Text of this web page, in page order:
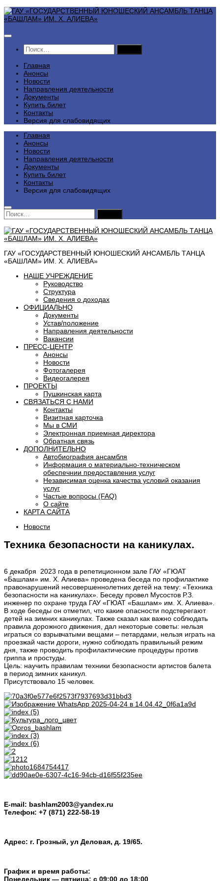
Перейти
к
Найти:
Главная
Анонсы
Новости
Направления деятельности
Документы
Купить билет
Контакты
Версия для слабовидящих
Главная
Анонсы
Новости
Направления деятельности
Документы
Купить билет
Контакты
Версия для слабовидящих
Найти:
ГАУ «ГОСУДАРСТВЕННЫЙ ЮНОШЕСКИЙ АНСАМБЛЬ ТАНЦА
«БАШЛАМ» ИМ. Х. АЛИЕВА»
НАШЕ УЧРЕЖДЕНИЕ
Руководство
Структура
Сведения о доходах
ОФИЦИАЛЬНО
Документы
Устав/положение
Направления деятельности
Вакансии
ПРЕСС-ЦЕНТР
Анонсы
Новости
Фотогалерея
Видеогалерея
ПРОЕКТЫ
Пушкинская карта
СВЯЗАТЬСЯ С НАМИ
Контакты
Визитная карточка
Мы в СМИ
Электронная приемная директора
Обратная связь
ДОПОЛНИТЕЛЬНО
Автобиография ансамбля
Информация о материально-техническом
обеспечнии предоставления услуг
Независимая оценка качества условий оказания
услуг
Частые вопросы (FAQ)
О сайте
КАРТА САЙТА
Новости
Техника безопасности на каникулах.
6 декабря 2023 года в репетиционном зале ГАУ «ГЮАТ
«Башлам» им. Х. Алиева» проведена беседа по профилактике
правонарушений несовершеннолетних детей на тему: «Техника
безопасности на каникулах». Беседу провел Мусостов Р.З.
инженер по охране труда ГАУ «ГЮАТ «Башлам» им. Х. Алиева».
В ходе беседы он отметил, что какие опасности подстерегают
детей на зимних каникулах. Также сказал как важно соблюдать
правила дорожного движения, дал некоторые советы: нельзя
играться со взрывчатыми вещами – петардами, нельзя играть на
проезжай части дороги, нужно соблюдать правильный режим
дня, также проводить профилактические процедуры против
гриппа и простуды.
Цель: научить правилам техники безопасности артистов балета
в период зимних каникул.
Присутствовало 15 человек.
E-mail: bashlam2003@yandex.ru
Телефон: +7 (871) 222-58-19
Адрес: г. Грозный, ул Деловая, д. 19/65.
График и время работы:
Понедельник — пятница: с 09:00 до 18:00